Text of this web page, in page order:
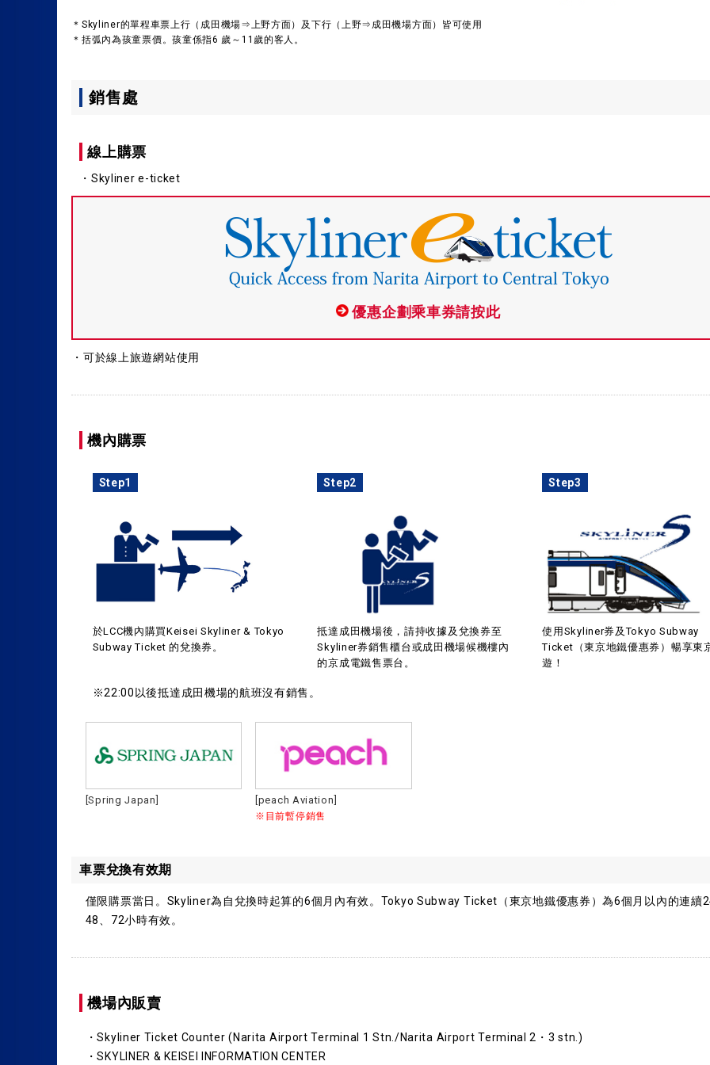
＊Skyliner的單程車票上行（成田機場⇒上野方面）及下行（上野⇒成田機場方面）皆可使用
＊括弧內為孩童票價。孩童係指6 歲～11歲的客人。
銷售處
線上購票
・Skyliner e-ticket
優惠企劃乘車券請按此
・可於線上旅遊網站使用
機內購票
Step1
於LCC機內購買Keisei Skyliner & Tokyo
Subway Ticket 的兌換券。
Step2
抵達成田機場後，請持收據及兌換券至
Skyliner券銷售櫃台或成田機場候機樓內
的京成電鐵售票台。
Step3
使用Skyliner券及Tokyo Subway
Ticket（東京地鐵優惠券）暢享東
遊！
※22:00以後抵達成田機場的航班沒有銷售。
[Spring Japan] [peach Aviation]
※目前暫停銷售
車票兌換有效期
僅限購票當日。Skyliner為自兌換時起算的6個月內有效。Tokyo Subway Ticket（東京地鐵優惠券）為6個月以內的連續
48、72小時有效。
機場內販賣
・Skyliner Ticket Counter (Narita Airport Terminal 1 Stn./Narita Airport Terminal 2・3 stn.)
・SKYLINER & KEISEI INFORMATION CENTER